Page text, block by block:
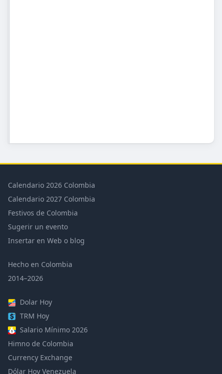
Calendario 2026 Colombia
Calendario 2027 Colombia
Festivos de Colombia
Sugerir un evento
Insertar en Web o blog
Hecho en Colombia
2014–2026
Dolar Hoy
TRM Hoy
Salario Mínimo 2026
Himno de Colombia
Currency Exchange
Dólar Hoy Venezuela